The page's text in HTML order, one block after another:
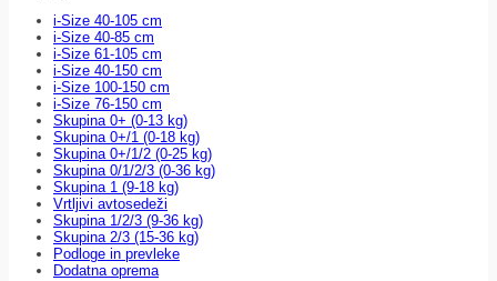
i-Size 40-105 cm
i-Size 40-85 cm
i-Size 61-105 cm
i-Size 40-150 cm
i-Size 100-150 cm
i-Size 76-150 cm
Skupina 0+ (0-13 kg)
Skupina 0+/1 (0-18 kg)
Skupina 0+/1/2 (0-25 kg)
Skupina 0/1/2/3 (0-36 kg)
Skupina 1 (9-18 kg)
Vrtljivi avtosedeži
Skupina 1/2/3 (9-36 kg)
Skupina 2/3 (15-36 kg)
Podloge in prevleke
Dodatna oprema